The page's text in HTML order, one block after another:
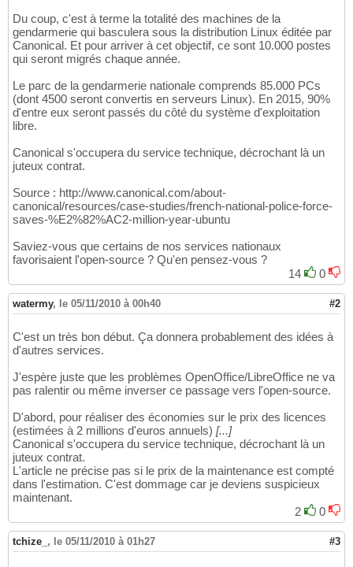
Du coup, c'est à terme la totalité des machines de la
gendarmerie qui basculera sous la distribution Linux éditée par
Canonical. Et pour arriver à cet objectif, ce sont 10.000 postes
qui seront migrés chaque année.
Le parc de la gendarmerie nationale comprends 85.000 PCs
(dont 4500 seront convertis en serveurs Linux). En 2015, 90%
d'entre eux seront passés du côté du système d'exploitation
libre.
Canonical s'occupera du service technique, décrochant là un
juteux contrat.
Source : http://www.canonical.com/about-
canonical/resources/case-studies/french-national-police-force-
saves-%E2%82%AC2-million-year-ubuntu
Saviez-vous que certains de nos services nationaux
favorisaient l'open-source ? Qu'en pensez-vous ?
14
0
watermy, le 05/11/2010 à 00h40 #2
C'est un très bon début. Ça donnera probablement des idées à
d'autres services.
J'espère juste que les problèmes OpenOffice/LibreOffice ne va
pas ralentir ou même inverser ce passage vers l'open-source.
D'abord, pour réaliser des économies sur le prix des licences
(estimées à 2 millions d'euros annuels) [...]
Canonical s'occupera du service technique, décrochant là un
juteux contrat.
L'article ne précise pas si le prix de la maintenance est compté
dans l'estimation. C'est dommage car je deviens suspicieux
maintenant.
2
0
tchize_ , le 05/11/2010 à 01h27 #3